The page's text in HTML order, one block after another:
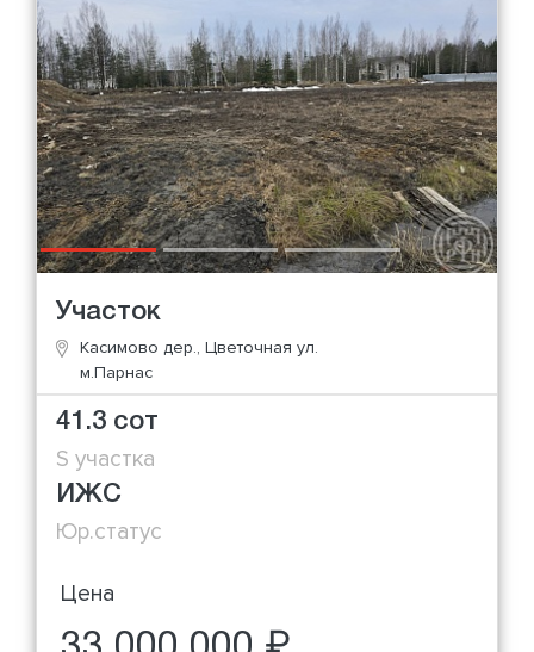
Участок
Касимово дер., Цветочная ул.
м.Парнас
41.3 сот
S участка
ИЖС
Юр.статус
Цена